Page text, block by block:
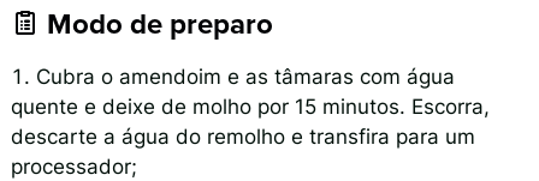
Modo de preparo
Cubra o amendoim e as tâmaras com água
quente e deixe de molho por 15 minutos. Escorra,
descarte a água do remolho e transfira para um
processador;